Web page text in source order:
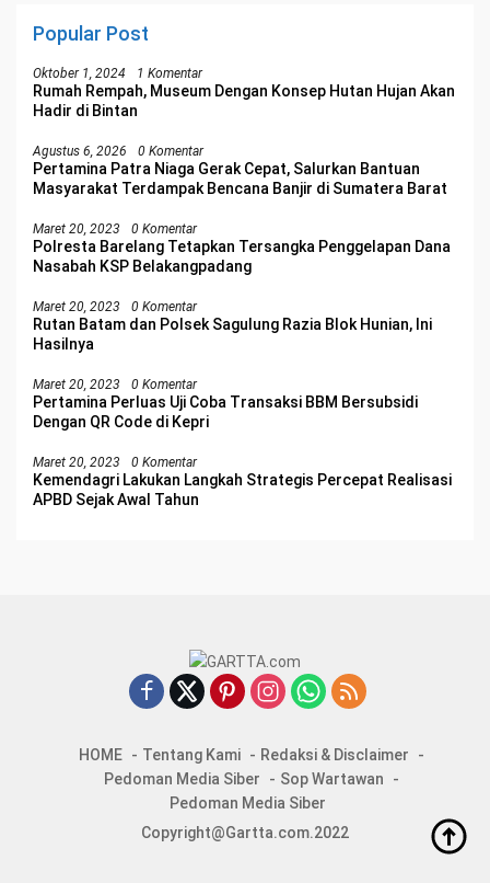
Popular Post
Oktober 1, 2024 1 Komentar
Rumah Rempah, Museum Dengan Konsep Hutan Hujan Akan
Hadir di Bintan
Agustus 6, 2026 0 Komentar
Pertamina Patra Niaga Gerak Cepat, Salurkan Bantuan
Masyarakat Terdampak Bencana Banjir di Sumatera Barat
Maret 20, 2023 0 Komentar
Polresta Barelang Tetapkan Tersangka Penggelapan Dana
Nasabah KSP Belakangpadang
Maret 20, 2023 0 Komentar
Rutan Batam dan Polsek Sagulung Razia Blok Hunian, Ini
Hasilnya
Maret 20, 2023 0 Komentar
Pertamina Perluas Uji Coba Transaksi BBM Bersubsidi
Dengan QR Code di Kepri
Maret 20, 2023 0 Komentar
Kemendagri Lakukan Langkah Strategis Percepat Realisasi
APBD Sejak Awal Tahun
HOME Tentang Kami
Redaksi & Disclaimer
Pedoman Media Siber
Sop Wartawan
Pedoman Media Siber
Copyright@Gartta.com.2022